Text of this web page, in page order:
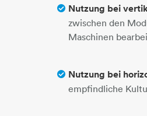
Nutzung bei
zwischen den
Maschinen
Nutzung bei
empfindliche